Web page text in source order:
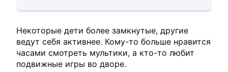
Некоторые дети более замкнутые, другие
ведут себя активнее. Кому-то больше нравится
часами смотреть мультики, а кто-то любит
подвижные игры во дворе.